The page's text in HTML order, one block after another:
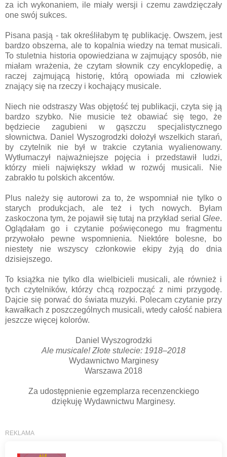
za ich wykonaniem, ile miały wersji i czemu zawdzięczały
one swój sukces.
Pisana pasją - tak określiłabym tę publikację. Owszem, jest
bardzo obszerna, ale to kopalnia wiedzy na temat musicali.
To stuletnia historia opowiedziana w zajmujący sposób, nie
miałam wrażenia, że czytam słownik czy encyklopedię, a
raczej zajmującą historię, którą opowiada mi człowiek
znający się na rzeczy i kochający musicale.
Niech nie odstraszy Was objętość tej publikacji, czyta się ją
bardzo szybko. Nie musicie też obawiać się tego, że
będziecie zagubieni w gąszczu specjalistycznego
słownictwa. Daniel Wyszogrodzki dołożył wszelkich starań,
by czytelnik nie był w trakcie czytania wyalienowany.
Wytłumaczył najważniejsze pojęcia i przedstawił ludzi,
którzy mieli największy wkład w rozwój musicali. Nie
zabrakło tu polskich akcentów.
Plus należy się autorowi za to, że wspomniał nie tylko o
starych produkcjach, ale też i tych nowych. Byłam
zaskoczona tym, że pojawił się tutaj na przykład serial Glee.
Oglądałam go i czytanie poświęconego mu fragmentu
przywołało pewne wspomnienia. Niektóre bolesne, bo
niestety nie wszyscy członkowie ekipy żyją do dnia
dzisiejszego.
To książka nie tylko dla wielbicieli musicali, ale również i
tych czytelników, którzy chcą rozpocząć z nimi przygodę.
Dajcie się porwać do świata muzyki. Polecam czytanie przy
kawałkach z poszczególnych musicali, wtedy całość nabiera
jeszcze więcej kolorów.
Daniel Wyszogrodzki
Ale musicale! Złote stulecie: 1918–2018
Wydawnictwo Marginesy
Warszawa 2018
Za udostępnienie egzemplarza recenzenckiego
dziękuję Wydawnictwu Marginesy.